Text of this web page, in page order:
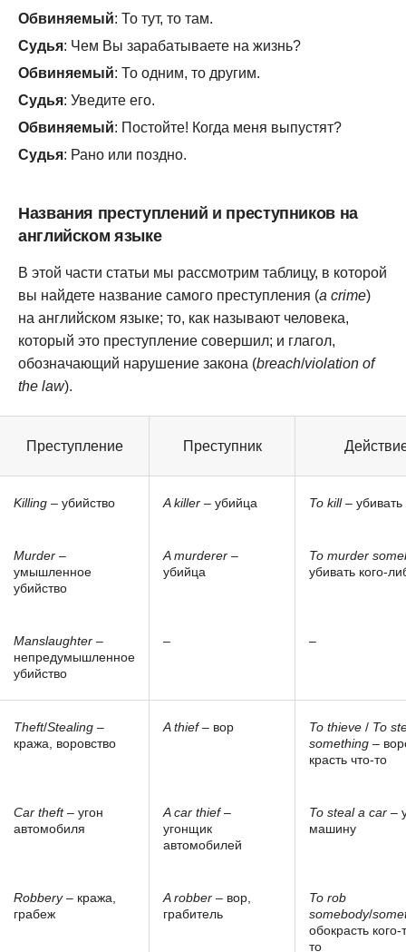
Обвиняемый: То тут, то там.
Судья: Чем Вы зарабатываете на жизнь?
Обвиняемый: То одним, то другим.
Судья: Уведите его.
Обвиняемый: Постойте! Когда меня выпустят?
Судья: Рано или поздно.
Названия преступлений и преступников на
английском языке
В этой части статьи мы рассмотрим таблицу, в которой
вы найдете название самого преступления (a crime)
на английском языке; то, как называют человека,
который это преступление совершил; и глагол,
обозначающий нарушение закона (breach/violation of
the law).
Преступление Преступник
Killing – убийство A killer – убийца To kill– убивать
Murder –
умышленное
убийство
A murderer –
убийца
To murder
убивать кого-
Manslaughter –
непредумышленное
убийство
– –
Theft/Stealing –
кража, воровство
A thief– вор To thieve / To
something –
красть что-то
Car theft– угон
автомобиля
A car thief–
угонщик
автомобилей
To steal a car –
машину
Robbery– кража,
грабеж
A robber – вор,
грабитель
To rob
somebody/
обокрасть кого-
то